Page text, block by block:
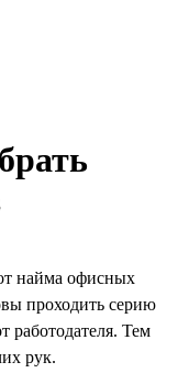
найма офисных
проходить серию
работодателя. Тем
рук.